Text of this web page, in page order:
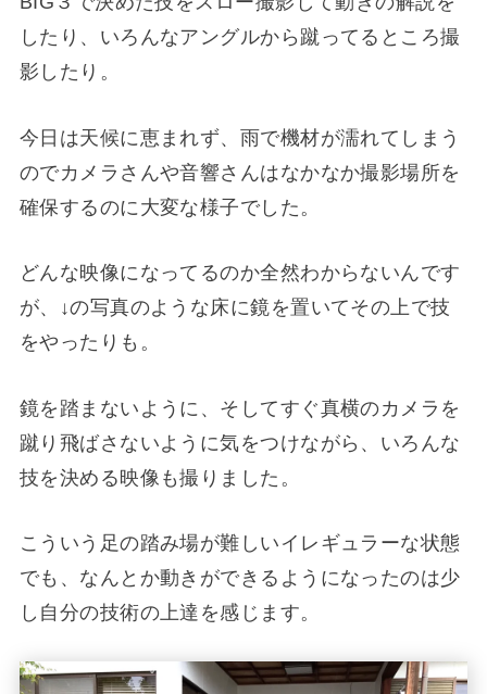
したり、いろんなアングルから蹴ってるところ撮
影したり。
今日は天候に恵まれず、雨で機材が濡れてしまう
のでカメラさんや音響さんはなかなか撮影場所を
確保するのに大変な様子でした。
どんな映像になってるのか全然わからないんです
が、↓の写真のような床に鏡を置いてその上で技
をやったりも。
鏡を踏まないように、そしてすぐ真横のカメラを
蹴り飛ばさないように気をつけながら、いろんな
技を決める映像も撮りました。
こういう足の踏み場が難しいイレギュラーな状態
でも、なんとか動きができるようになったのは少
し自分の技術の上達を感じます。